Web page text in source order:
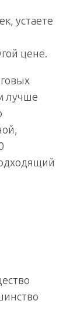
устаете
цене.
лучше